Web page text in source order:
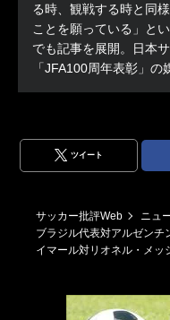
る時、観戦する時と同
ことを願っている」と
でも記事を展開。日本
「JFA100周年表彰」の
ツイート
サッカー批評Web ニュ
ブラジル代表対アルゼンチ
イマール対リオネル・メッ